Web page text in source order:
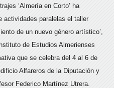
‘Almería en Corto’ ha
actividades paralelas el taller
de un nuevo género artístico’,
de Estudios Almerienses
que se celebra del 4 al 6 de
Alfareros de la Diputación y
Federico Martínez Utrera.